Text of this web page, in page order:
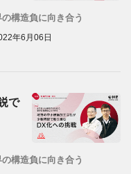
構造負に向き合う
年6月06日
で
構造負に向き合う